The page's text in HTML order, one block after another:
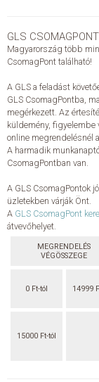
GLS CSOMAGPONT
Magyarország több
CsomagPont található!
A GLS a feladást
GLS CsomagPontba,
megérkezett. Az
küldemény, figyelembe
online megrendelésnél
A harmadik
CsomagPontban van.
A GLS CsomagPontok
üzletekben várják Önt.
A GLS CsomagPont
átvevőhelyet.
MEGRENDELÉS
VÉGÖSSZEGE
0 Ft-tól 14999
15000 Ft-tól